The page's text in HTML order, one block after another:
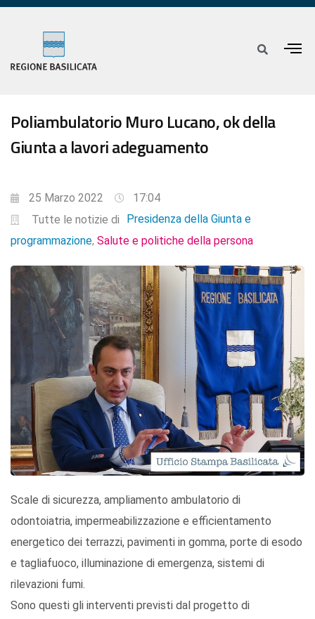
Poliambulatorio Muro Lucano, ok della
Giunta a lavori adeguamento
25 Marzo 2022
17:04
Tutte le notizie di
Presidenza della Giunta e
programmazione, Salute e politiche della persona
Scale di sicurezza, ampliamento ambulatorio di
odontoiatria, impermeabilizzazione e efficientamento
energetico dei terrazzi, pavimenti in gomma, porte di esodo
e tagliafuoco, illuminazione di emergenza, sistemi di
rilevazioni fumi.
Sono questi gli interventi previsti dal progetto di